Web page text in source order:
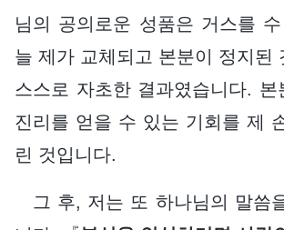
님의 공의로운 성품은 거스를
늘 제가 교체되고 본분이 정지된
스스로 자초한 결과였습니다. 본
진리를 얻을 수 있는 기회를 제
린 것입니다.
그 후, 저는 또 하나님의 말씀